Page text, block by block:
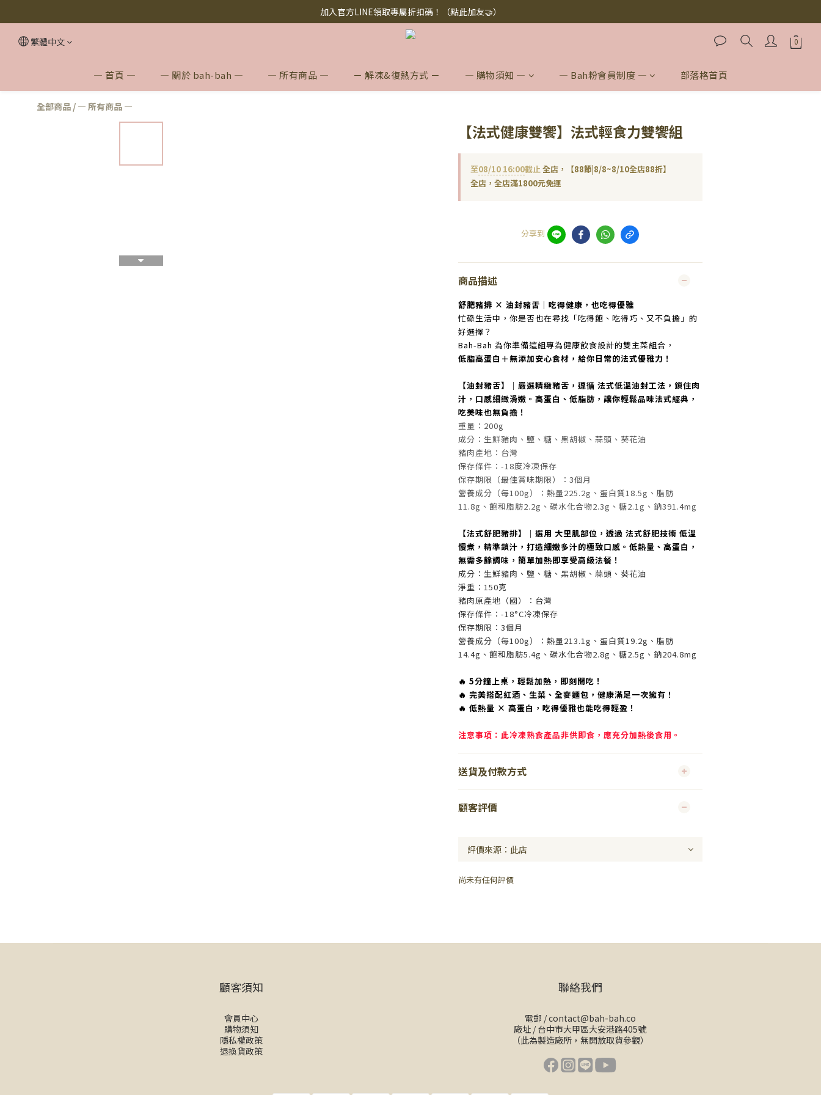
【無添加懶人料理】懶人救星，美味救援！快來下訂！買多省多！（點此下訂！）
加入官方LINE領取專屬折扣碼！（點此加友🤝）
【無添加懶人料理】懶人救星，美味救援！快來下訂！買多省多！（點此下訂！）
繁體中文
— 首頁 — — 關於 bah-bah — — 所有商品 — － 解凍&復熱方式 － — 購物須知 — — Bah粉會員制度 — 部落格首頁
全部商品 / — 所有商品 —
【法式健康雙饗】法式輕食力雙饗組
至08/10 16:00截止全店，【88節|8/8~8/10全店88折】
全店，全店滿1800元免運
分享到
商品描述
舒肥豬排 × 油封豬舌｜吃得健康，也吃得優雅
忙碌生活中，你是否也在尋找「吃得飽、吃得巧、又不負擔」的
好選擇？
Bah-Bah 為你準備這組專為健康飲食設計的雙主菜組合，
低脂高蛋白＋無添加安心食材，給你日常的法式優雅力！
【油封豬舌】｜嚴選精緻豬舌，遵循 法式低溫油封工法，鎖住肉
汁，口感細緻滑嫩。高蛋白、低脂肪，讓你輕鬆品味法式經典，
吃美味也無負擔！
重量：200g
成分：生鮮豬肉、鹽、糖、黑胡椒、蒜頭、葵花油
豬肉產地：台灣
保存條件：-18度冷凍保存
保存期限（最佳賞味期限）：3個月
營養成分（每100g）：熱量225.2g、蛋白質18.5g、脂肪
11.8g、飽和脂肪2.2g、碳水化合物2.3g、糖2.1g、鈉391.4mg
【法式舒肥豬排】｜選用 大里肌部位，透過 法式舒肥技術 低溫
慢煮，精準鎖汁，打造細嫩多汁的極致口感。低熱量、高蛋白，
無需多餘調味，簡單加熱即享受高級法餐！
成分：生鮮豬肉、鹽、糖、黑胡椒、蒜頭、葵花油
淨重：150克
豬肉原產地（國）：台灣
保存條件：-18°C冷凍保存
保存期限：3個月
營養成分（每100g）：熱量213.1g、蛋白質19.2g、脂肪
14.4g、飽和脂肪5.4g、碳水化合物2.8g、糖2.5g、鈉204.8mg
🔥 5分鐘上桌，輕鬆加熱，即刻開吃！
🔥 完美搭配紅酒、生菜、全麥麵包，健康滿足一次擁有！
🔥 低熱量 × 高蛋白，吃得優雅也能吃得輕盈！
注意事項：此冷凍熟食產品非供即食，應充分加熱後食用。
送貨及付款方式
顧客評價
尚未有任何評價
顧客須知
會員中心
購物須知
隱私權政策
退換貨政策
聯絡我們
電郵 /contact@bah-bah.co
廠址 / 台中市大甲區大安港路405號
（此為製造廠所，無開放取貨參觀）